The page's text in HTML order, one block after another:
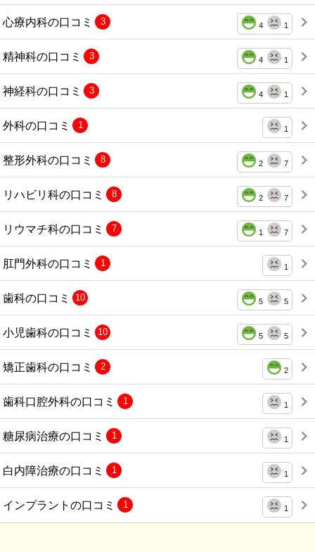
心療内科の口コミ 4 1
3
精神科の口コミ 4 1
3
神経科の口コミ 4 1
3
外科の口コミ 1
1
整形外科の口コミ 2 7
8
リハビリ科の口コミ 2 7
8
リウマチ科の口コミ 1 7
7
肛門外科の口コミ 1
1
歯科の口コミ 5 5
10
小児歯科の口コミ 5 5
10
矯正歯科の口コミ 2
2
歯科口腔外科の口コミ 1
1
糖尿病治療の口コミ 1
1
白内障治療の口コミ 1
1
インプラントの口コミ 1
1